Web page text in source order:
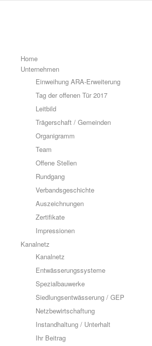
Home
Unternehmen
Einweihung ARA-Erweiterung
Tag der offenen Tür 2017
Leitbild
Trägerschaft / Gemeinden
Organigramm
Team
Offene Stellen
Rundgang
Verbandsgeschichte
Auszeichnungen
Zertifikate
Impressionen
Kanalnetz
Kanalnetz
Entwässerungssysteme
Spezialbauwerke
Siedlungsentwässerung / GEP
Netzbewirtschaftung
Instandhaltung / Unterhalt
Ihr Beitrag